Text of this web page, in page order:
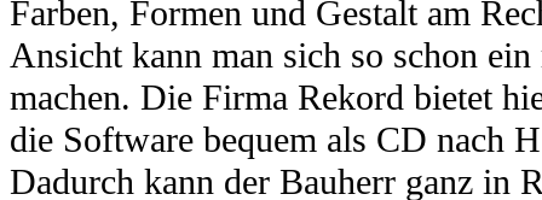
Farben, Formen und Gestalt am
Ansicht kann man sich so schon
machen. Die Firma Rekord bietet
die Software bequem als CD nach
Dadurch kann der Bauherr ganz in